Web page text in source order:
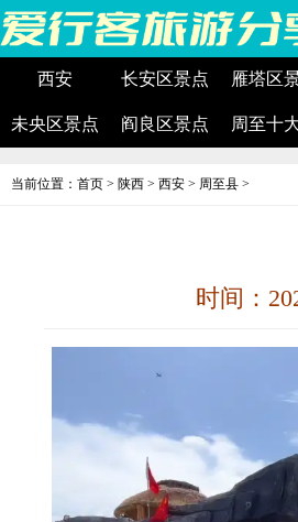
西安 长安区景点 雁塔区
未央区景点 阎良区景点 周至十
当前位置： 首页 > 陕西 > 西安 > 周至县 >
时间：